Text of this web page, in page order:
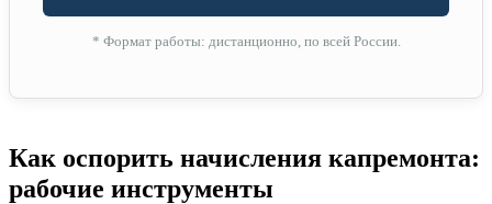
* Формат работы: дистанционно, по всей России.
Как оспорить начисления капремонта:
рабочие инструменты